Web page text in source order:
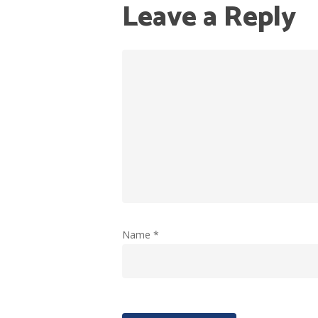
Leave a Reply
Name *